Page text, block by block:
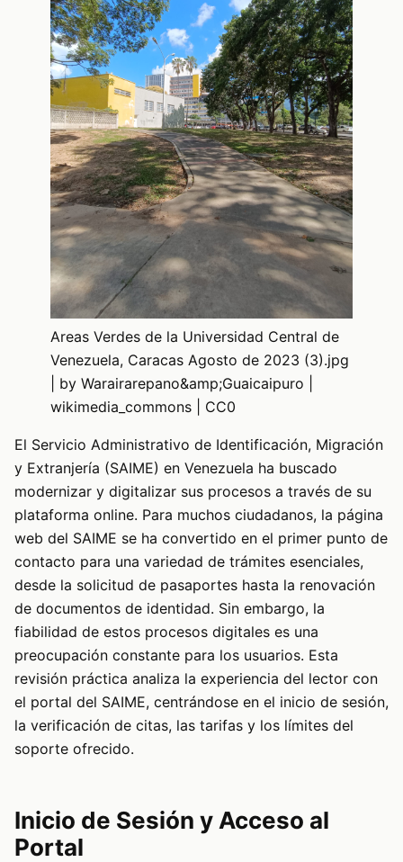
Areas Verdes de la Universidad Central de
Venezuela, Caracas Agosto de 2023 (3).jpg
| by Warairarepano&amp;Guaicaipuro |
wikimedia_commons | CC0
El Servicio Administrativo de Identificación, Migración
y Extranjería (SAIME) en Venezuela ha buscado
modernizar y digitalizar sus procesos a través de su
plataforma online. Para muchos ciudadanos, la página
web del SAIME se ha convertido en el primer punto de
contacto para una variedad de trámites esenciales,
desde la solicitud de pasaportes hasta la renovación
de documentos de identidad. Sin embargo, la
fiabilidad de estos procesos digitales es una
preocupación constante para los usuarios. Esta
revisión práctica analiza la experiencia del lector con
el portal del SAIME, centrándose en el inicio de sesión,
la verificación de citas, las tarifas y los límites del
soporte ofrecido.
Inicio de Sesión y Acceso al
Portal